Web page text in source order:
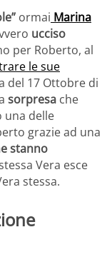
ormai Marina
ucciso
per Roberto, al
le sue
del 17 Ottobre di
sorpresa che
una delle
grazie ad una
stanno
Vera esce
stessa.